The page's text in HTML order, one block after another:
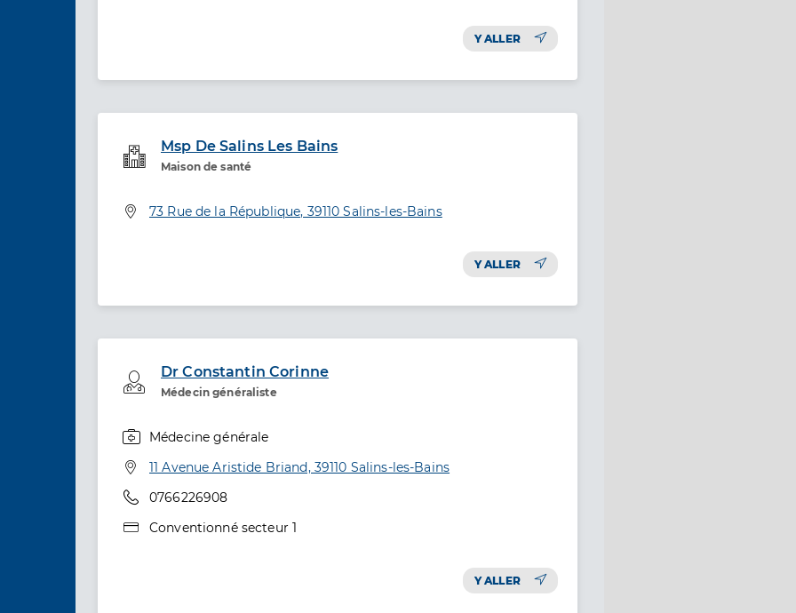
Y ALLER
Msp De Salins Les Bains
Maison de santé
Service de santé
Adresse
73 Rue de la République, 39110 Salins-les-Bains
Y ALLER
Dr Constantin Corinne
Médecin généraliste
Professionel de santé
Médecine générale
Adresse
11 Avenue Aristide Briand, 39110 Salins-les-Bains
Téléphone
0766226908
Type de convention
Conventionné secteur 1
Y ALLER